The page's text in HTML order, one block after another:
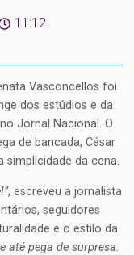
11:12
Vasconcellos foi
dos estúdios e da
Jornal Nacional. O
de bancada, César
simplicidade da cena.
, escreveu a jornalista
seguidores
e o estilo da
até pega de surpresa.